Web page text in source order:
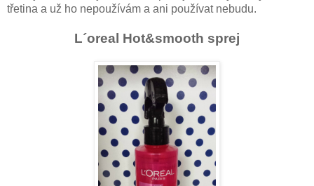
třetina a už ho nepoužívám a ani používat nebudu.
L´oreal Hot&smooth sprej